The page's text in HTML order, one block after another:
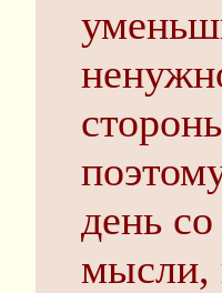
день
мысли,